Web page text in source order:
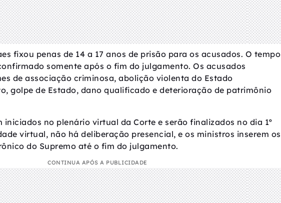
fixou penas de 14 a 17 anos de prisão para os acusados. O tempo
somente após o fim do julgamento. Os acusados
de associação criminosa, abolição violenta do Estado
golpe de Estado, dano qualificado e deterioração de patrimônio
iniciados no plenário virtual da Corte e serão finalizados no dia 1º
virtual, não há deliberação presencial, e os ministros inserem os
do Supremo até o fim do julgamento.
CONTINUA APÓS A PUBLICIDADE